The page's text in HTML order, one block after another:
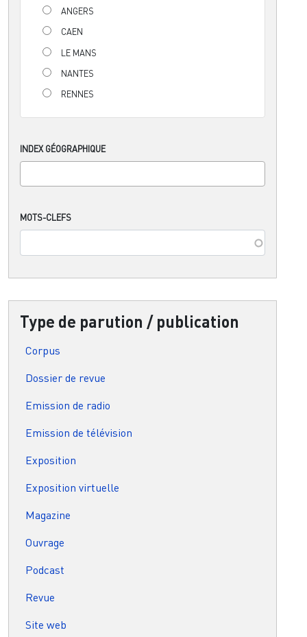
ANGERS
CAEN
LE MANS
NANTES
RENNES
INDEX GÉOGRAPHIQUE
MOTS-CLEFS
Type de parution / publication
Corpus
Dossier de revue
Emission de radio
Emission de télévision
Exposition
Exposition virtuelle
Magazine
Ouvrage
Podcast
Revue
Site web